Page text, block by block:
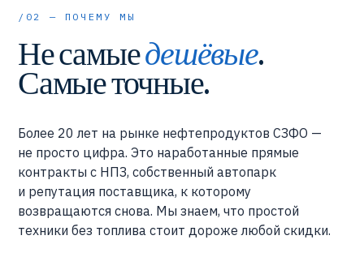
/02 — ПОЧЕМУ МЫ
Не самыедешёвые.
Самые точные.
Более 20 лет на рынке нефтепродуктов СЗФО —
не просто цифра. Это наработанные прямые
контракты с НПЗ, собственный автопарк
и репутация поставщика, к которому
возвращаются снова. Мы знаем, что простой
техники без топлива стоит дороже любой скидки.